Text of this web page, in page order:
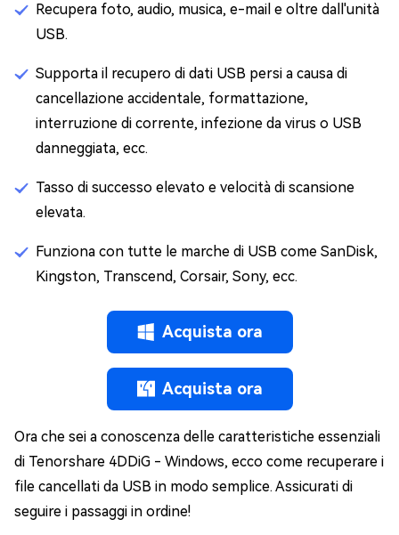
Recupera foto, audio, musica, e-mail e oltre dall'unità
USB.
Supporta il recupero di dati USB persi a causa di
cancellazione accidentale, formattazione,
interruzione di corrente, infezione da virus o USB
danneggiata, ecc.
Tasso di successo elevato e velocità di scansione
elevata.
Funziona con tutte le marche di USB come SanDisk,
Kingston, Transcend, Corsair, Sony, ecc.
Acquista ora
Acquista ora
Ora che sei a conoscenza delle caratteristiche essenziali
di Tenorshare 4DDiG - Windows, ecco come recuperare i
file cancellati da USB in modo semplice. Assicurati di
seguire i passaggi in ordine!